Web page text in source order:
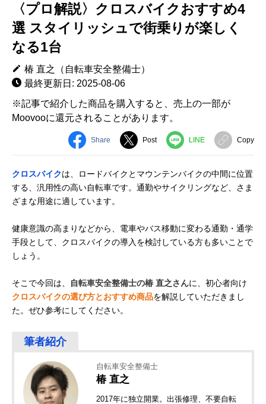
〈プロ解説〉クロスバイクおすすめ4
選 スタイリッシュで街乗りが楽しく
なる1台
椿 直之（自転車安全整備士）
最終更新日: 2025-08-06
※記事で紹介した商品を購入すると、売上の一部が
Moovooに還元されることがあります。
Share Post LINE Copy
クロスバイクは、ロードバイクとマウンテンバイクの中間に位置
する、汎用性の高い自転車です。通勤やサイクリングなど、さま
ざまな用途に適しています。
健康意識の高まりなどから、電車やバス移動に変わる通勤・通学
手段として、クロスバイクの導入を検討している方も多いことで
しょう。
そこで今回は、 自転車安全整備士の椿 直之さんに、初心者向け
クロスバイクの選び方とおすすめ商品を解説していただきまし
た。ぜひ参考にしてください。
自転車安全整備士
椿 直之
2017年に独立開業。出張修理、不要自転